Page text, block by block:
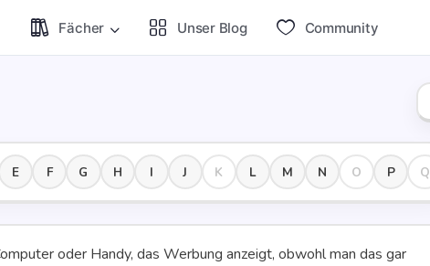
Fächer Unser Blog Com­mu­ni­ty
E F G H I J K L M N O P Q
oder Han­dy, das Wer­bung anzeigt, obwohl man das gar